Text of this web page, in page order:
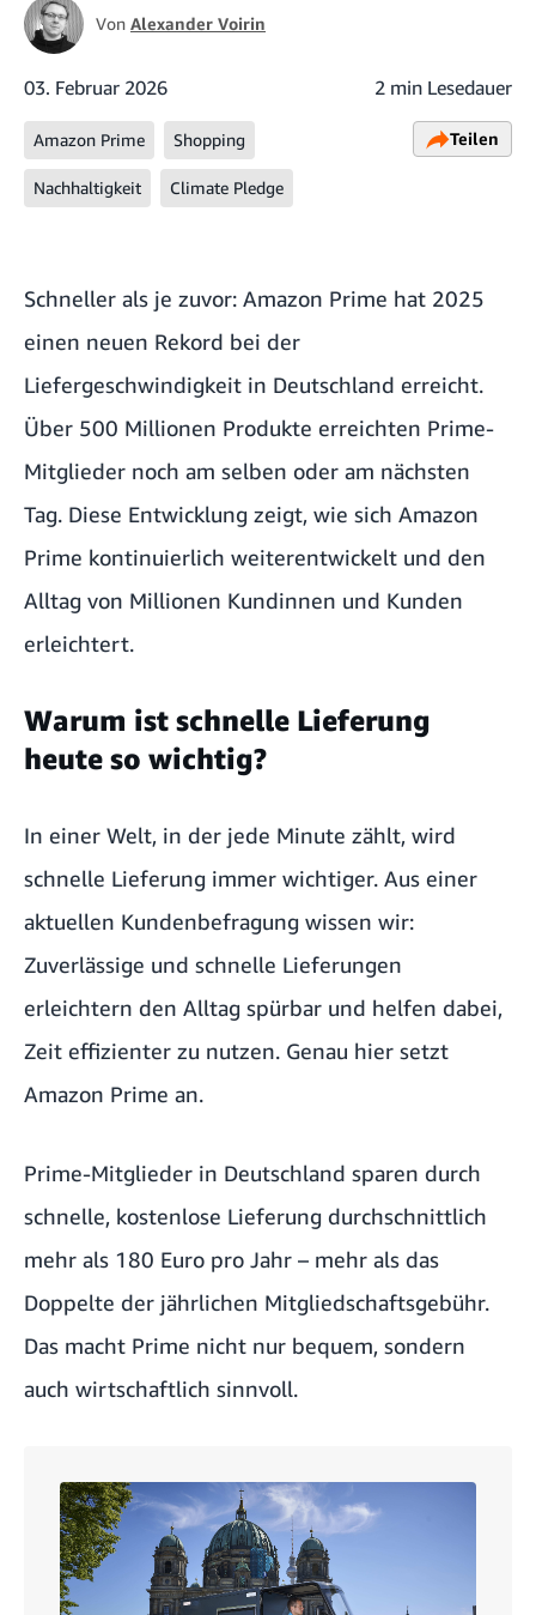
Von Alexander Voirin
03. Februar 2026 2 min Lesedauer
Amazon Prime Shopping
Nachhaltigkeit Climate Pledge
Teilen
Schneller als je zuvor: Amazon Prime hat 2025
einen neuen Rekord bei der
Liefergeschwindigkeit in Deutschland erreicht.
Über 500 Millionen Produkte erreichten Prime-
Mitglieder noch am selben oder am nächsten
Tag. Diese Entwicklung zeigt, wie sich Amazon
Prime kontinuierlich weiterentwickelt und den
Alltag von Millionen Kundinnen und Kunden
erleichtert.
Warum ist schnelle Lieferung
heute so wichtig?
In einer Welt, in der jede Minute zählt, wird
schnelle Lieferung immer wichtiger. Aus einer
aktuellen Kundenbefragung wissen wir:
Zuverlässige und schnelle Lieferungen
erleichtern den Alltag spürbar und helfen dabei,
Zeit effizienter zu nutzen. Genau hier setzt
Amazon Prime an.
Prime-Mitglieder in Deutschland sparen durch
schnelle, kostenlose Lieferung durchschnittlich
mehr als 180 Euro pro Jahr – mehr als das
Doppelte der jährlichen Mitgliedschaftsgebühr.
Das macht Prime nicht nur bequem, sondern
auch wirtschaftlich sinnvoll.